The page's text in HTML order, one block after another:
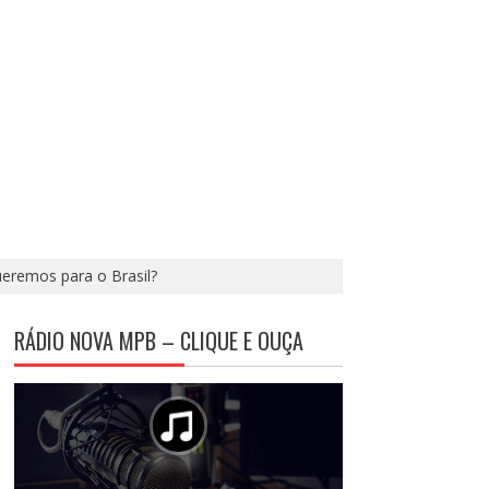
para o Brasil?
RÁDIO NOVA MPB – CLIQUE E OUÇA